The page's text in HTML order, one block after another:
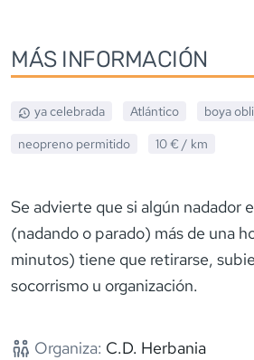
MÁS INFORMACIÓN
ya celebrada Atlántico
boya
neopreno permitido 10 € / km
Se advierte que si algún nadador
(nadando o parado) más de una
minutos) tiene que retirarse,
socorrismo u organización.
Organiza: C.D. Herbania